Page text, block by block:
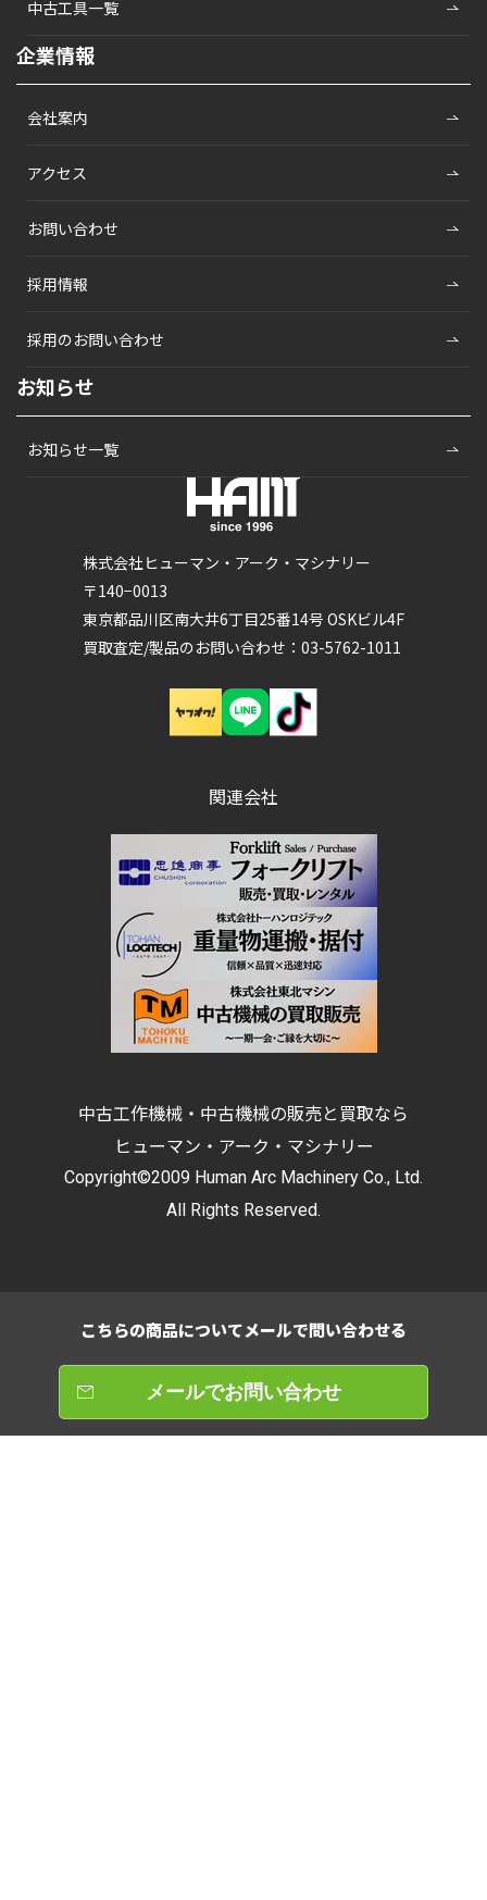
株式会社ヒューマン・アーク・マシナリー
〒140−0013
東京都品川区南大井6丁目25番14号 OSKビル4F
買取査定/製品のお問い合わせ：03-5762-1011
中古工具一覧
企業情報
会社案内
アクセス
お問い合わせ
採用情報
採用のお問い合わせ
お知らせ
お知らせ一覧
関連会社
中古工作機械・中古機械の販売と買取なら
ヒューマン・アーク・マシナリー
Copyright©2009 Human Arc Machinery Co., Ltd.
All Rights Reserved.
こちらの商品についてメールで問い合わせる
メールでお問い合わせ